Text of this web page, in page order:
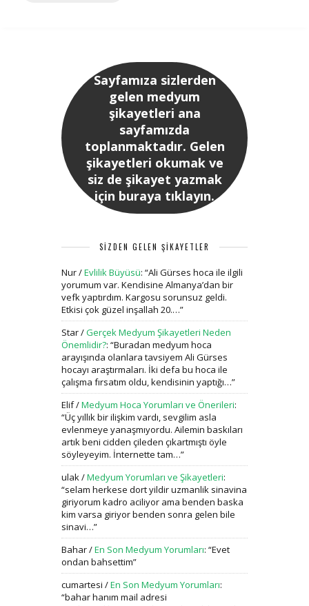
Sayfamıza sizlerden
gelen medyum
şikayetleri ana
sayfamızda
toplanmaktadır. Gelen
şikayetleri okumak ve
siz de şikayet yazmak
için buraya tıklayın.
SİZDEN GELEN ŞİKAYETLER
Nur/Evlilik Büyüsü: “Ali Gürses hoca ile ilgili
yorumum var. Kendisine Almanya’dan bir
vefk yaptırdım. Kargosu sorunsuz geldi.
Etkisi çok güzel inşallah 20.…”
Star/Gerçek Medyum Şikayetleri Neden
Önemlidir?: “Buradan medyum hoca
arayışında olanlara tavsiyem Ali Gürses
hocayı araştırmaları. İki defa bu hoca ile
çalışma fırsatım oldu, kendisinin yaptığı…”
Elif/Medyum Hoca Yorumları ve Önerileri:
“Üç yıllık bir ilişkim vardı, sevgilim asla
evlenmeye yanaşmıyordu. Ailemin baskıları
artık beni cidden çileden çıkartmıştı öyle
söyleyeyim. İnternette tam…”
ulak/Medyum Yorumları ve Şikayetleri:
“selam herkese dort yildir uzmanlik sinavina
giriyorum kadro aciliyor ama benden baska
kim varsa giriyor benden sonra gelen bile
sinavi…”
Bahar/En Son Medyum Yorumları: “Evet
ondan bahsettim”
cumartesi /En Son Medyum Yorumları:
“bahar hanım mail adresi